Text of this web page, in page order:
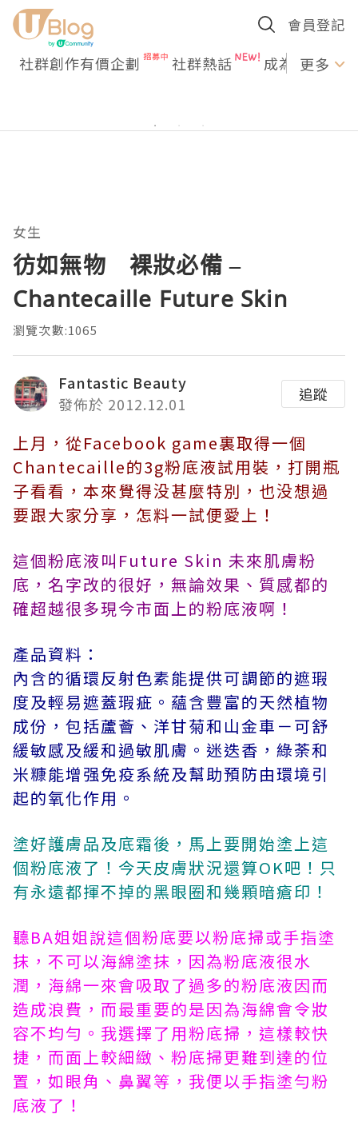
會員登記
社群創作有價企劃 社群熱話 成為U更多
女生
彷如無物 裸妝必備 –
Chantecaille Future Skin
瀏覽次數:1065
Fantastic Beauty
發佈於 2012.12.01
追蹤
上月，從Facebook game裏取得一個
Chantecaille的3g粉底液試用裝，打開瓶
子看看，本來覺得没甚麼特別，也没想過
要跟大家分享，怎料一試便愛上！
這個粉底液叫Future Skin 未來肌膚粉
底，名字改的很好，無論效果、質感都的
確超越很多現今市面上的粉底液啊！
產品資料：
內含的循環反射色素能提供可調節的遮瑕
度及輕易遮蓋瑕疵。蘊含豐富的天然植物
成份，包括蘆薈、洋甘菊和山金車－可舒
緩敏感及緩和過敏肌膚。迷迭香，綠荼和
米糠能增强免疫系統及幫助預防由環境引
起的氧化作用。
塗好護膚品及底霜後，馬上要開始塗上這
個粉底液了！今天皮膚狀況還算OK吧！只
有永遠都揮不掉的黑眼圈和幾顆暗瘡印！
聽BA姐姐說這個粉底要以粉底掃或手指塗
抹，不可以海綿塗抹，因為粉底液很水
潤，海綿一來會吸取了過多的粉底液因而
造成浪費，而最重要的是因為海綿會令妝
容不均勻。我選擇了用粉底掃，這樣較快
捷，而面上較細緻、粉底掃更難到達的位
置，如眼角、鼻翼等，我便以手指塗勻粉
底液了！